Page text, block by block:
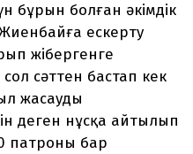
бұрын болған әкімдік
ескерту
жібергенге
сәттен бастап кек
жасауды
деген нұсқа айтылып
патроны бар